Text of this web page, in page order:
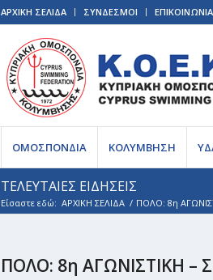
ΑΡΧΙΚΗ ΣΕΛΙΔΑ ΣΥΝΔΕΣΜΟΙ ΕΠΙΚΟΙΝΩΝΙΑ
ΟΜΟΣΠΟΝΔΙΑ ΚΟΛΥΜΒΗΣΗ
ΤΕΛΕΥΤΑΙΕΣ ΕΙΔΗΣΕΙΣ
Είσαστε εδώ: ΑΡΧΙΚΗ ΣΕΛΙΔΑ / ΠΟΛΟ: 8η
ΠΟΛΟ: 8η ΑΓΩΝΙΣΤΙΚΗ –